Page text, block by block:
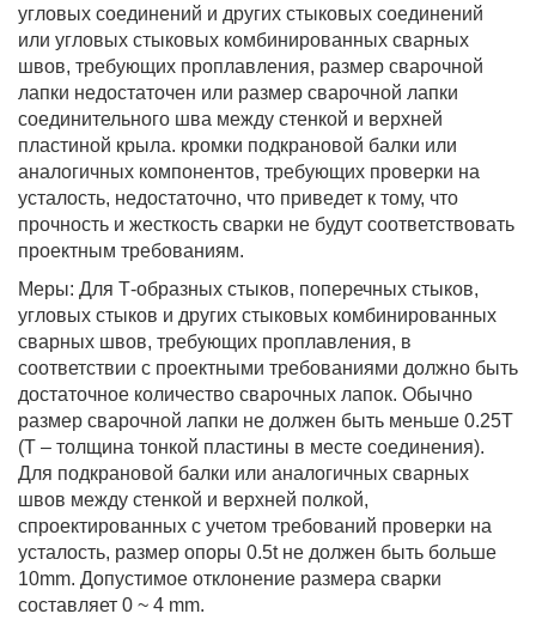
угловых соединений и других стыковых соединений
или угловых стыковых комбинированных сварных
швов, требующих проплавления, размер сварочной
лапки недостаточен или размер сварочной лапки
соединительного шва между стенкой и верхней
пластиной крыла. кромки подкрановой балки или
аналогичных компонентов, требующих проверки на
усталость, недостаточно, что приведет к тому, что
прочность и жесткость сварки не будут соответствовать
проектным требованиям.
Меры: Для Т-образных стыков, поперечных стыков,
угловых стыков и других стыковых комбинированных
сварных швов, требующих проплавления, в
соответствии с проектными требованиями должно быть
достаточное количество сварочных лапок. Обычно
размер сварочной лапки не должен быть меньше 0.25T
(T – толщина тонкой пластины в месте соединения).
Для подкрановой балки или аналогичных сварных
швов между стенкой и верхней полкой,
спроектированных с учетом требований проверки на
усталость, размер опоры 0.5t не должен быть больше
10mm. Допустимое отклонение размера сварки
составляет 0 ~ 4 mm.